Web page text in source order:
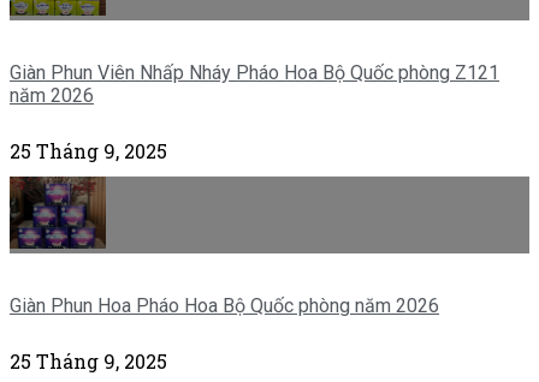
Giàn Phun Viên Nhấp Nháy Pháo Hoa Bộ Quốc phòng Z121
năm 2026
25 Tháng 9, 2025
Giàn Phun Hoa Pháo Hoa Bộ Quốc phòng năm 2026
25 Tháng 9, 2025